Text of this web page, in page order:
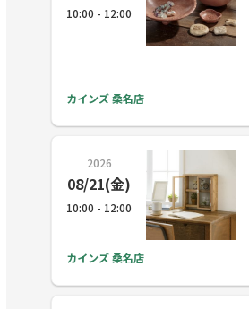
10:00 - 12:00
カインズ 桑名店
2026
08/21(金)
10:00 - 12:00
カインズ 桑名店